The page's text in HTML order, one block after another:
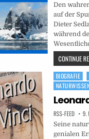
Den
auf der
Dieter
während
CONTINUE
Posted
in
BIOGRAFIE
RSS-FEED 9.
Seine
genialen